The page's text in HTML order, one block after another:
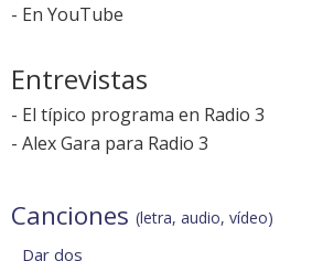
- En YouTube
Entrevistas
- El típico programa en Radio 3
- Alex Gara para Radio 3
Canciones (letra, audio, vídeo)
Dar dos